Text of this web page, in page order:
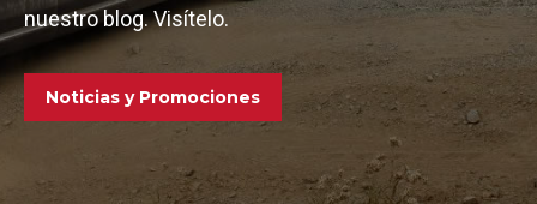
nuestro blog. Visítelo.
Noticias y Promociones